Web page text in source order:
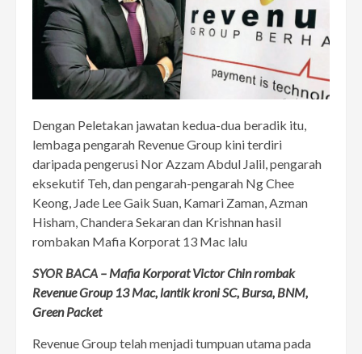
Dengan Peletakan jawatan kedua-dua beradik itu,
lembaga pengarah Revenue Group kini terdiri
daripada pengerusi Nor Azzam Abdul Jalil, pengarah
eksekutif Teh, dan pengarah-pengarah Ng Chee
Keong, Jade Lee Gaik Suan, Kamari Zaman, Azman
Hisham, Chandera Sekaran dan Krishnan hasil
rombakan Mafia Korporat 13 Mac lalu
SYOR BACA – Mafia Korporat Victor Chin rombak
Revenue Group 13 Mac, lantik kroni SC, Bursa, BNM,
Green Packet
Revenue Group telah menjadi tumpuan utama pada